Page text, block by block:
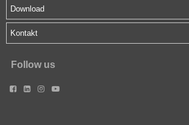
Download
Kontakt
Follow us
   